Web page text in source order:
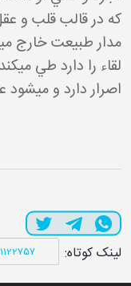
که در قالب قلب و
مدار طبيعت خارج
لقاء را دارد طي مي
اصرار دارد و مي شود
لینک کوتاه: